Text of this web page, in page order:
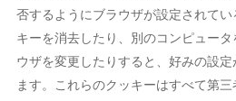
否するようにブラウザが設定されて
キーを消去したり、別のコンピュー
ウザを変更したりすると、好みの設
ます。これらのクッキーはすべて第